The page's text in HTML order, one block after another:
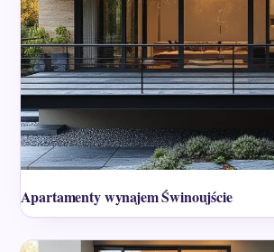
Apartamenty wynajem Świnoujście